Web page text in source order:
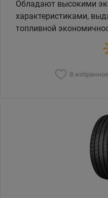
Обладают высокими
характеристиками,
топливной
В избранное